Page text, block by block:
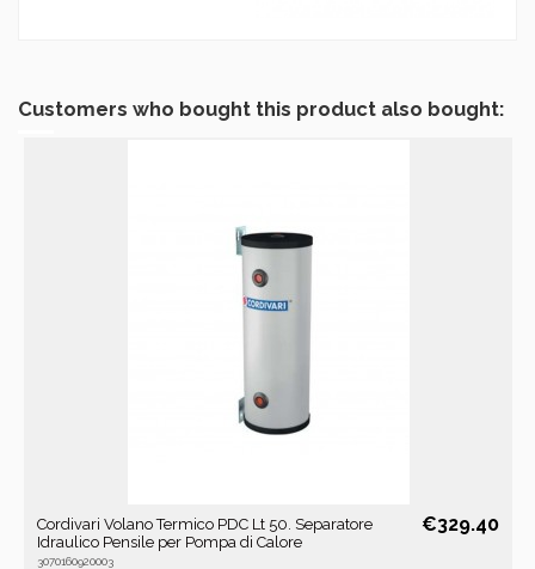
Customers who bought this product also bought:
Cordivari Volano Termico PDC Lt 50. Separatore
Idraulico Pensile per Pompa di Calore
3070160920003
€329.40